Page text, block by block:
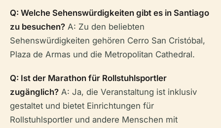
Q: Welche Sehenswürdigkeiten gibt es in Santiago
zu besuchen? A: Zu den beliebten
Sehenswürdigkeiten gehören Cerro San Cristóbal,
Plaza de Armas und die Metropolitan Cathedral.
Q: Ist der Marathon für Rollstuhlsportler
zugänglich? A: Ja, die Veranstaltung ist inklusiv
gestaltet und bietet Einrichtungen für
Rollstuhlsportler und andere Menschen mit